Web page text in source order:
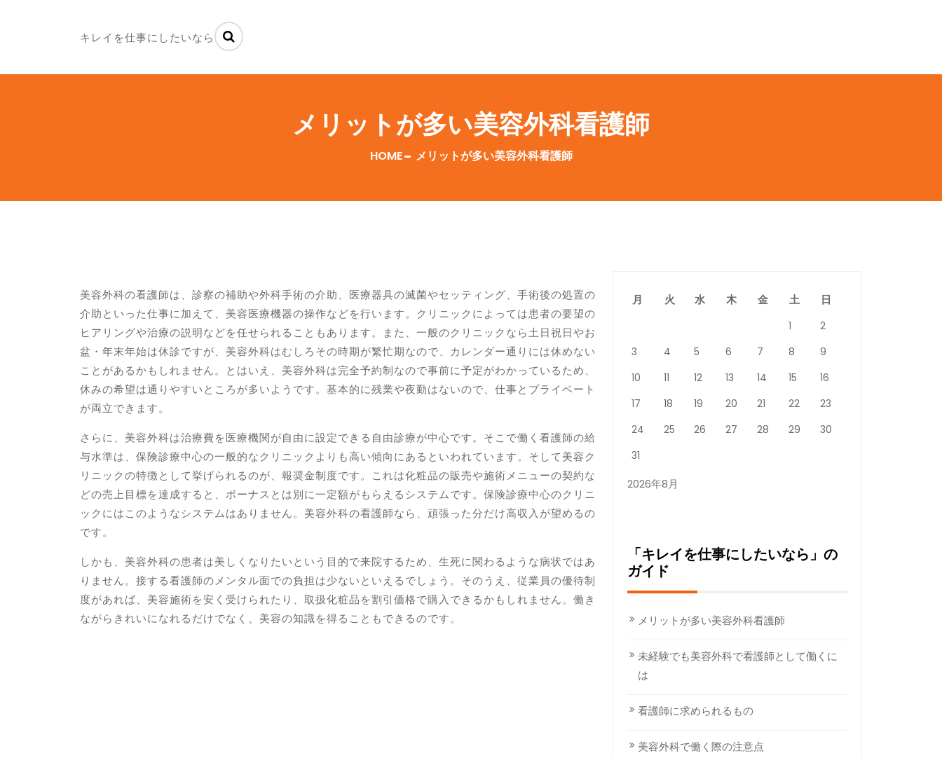
キレイを仕事にしたいなら
メリットが多い美容外科看護師
HOME メリットが多い美容外科看護師
美容外科の看護師は、診察の補助や外科手術の介助、医療器具の滅菌やセッティング、手術後の処置の
介助といった仕事に加えて、美容医療機器の操作などを行います。クリニックによっては患者の要望の
ヒアリングや治療の説明などを任せられることもあります。また、一般のクリニックなら土日祝日やお
盆・年末年始は休診ですが、美容外科はむしろその時期が繁忙期なので、カレンダー通りには休めない
ことがあるかもしれません。とはいえ、美容外科は完全予約制なので事前に予定がわかっているため、
休みの希望は通りやすいところが多いようです。基本的に残業や夜勤はないので、仕事とプライベート
が両立できます。
さらに、美容外科は治療費を医療機関が自由に設定できる自由診療が中心です。そこで働く看護師の給
与水準は、保険診療中心の一般的なクリニックよりも高い傾向にあるといわれています。そして美容ク
リニックの特徴として挙げられるのが、報奨金制度です。これは化粧品の販売や施術メニューの契約な
どの売上目標を達成すると、ボーナスとは別に一定額がもらえるシステムです。保険診療中心のクリニ
ックにはこのようなシステムはありません。美容外科の看護師なら、頑張った分だけ高収入が望めるの
です。
しかも、美容外科の患者は美しくなりたいという目的で来院するため、生死に関わるような病状ではあ
りません。接する看護師のメンタル面での負担は少ないといえるでしょう。そのうえ、従業員の優待制
度があれば、美容施術を安く受けられたり、取扱化粧品を割引価格で購入できるかもしれません。働き
ながらきれいになれるだけでなく、美容の知識を得ることもできるのです。
2026年8月
月 火 水 木 金 土 日
1
2
3
4 5 6 7 8
9
10
11 12 13 14 15
16
17
18 19 20 21 22
23
24
25 26 27 28 29
30
31
「キレイを仕事にしたいなら」の
ガイド
メリットが多い美容外科看護師
未経験でも美容外科で看護師として働くに
は
看護師に求められるもの
美容外科で働く際の注意点